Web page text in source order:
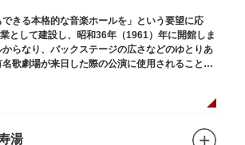
できる本格的な音楽ホールを」という要望に応
として建設し、昭和36年（1961）年に開館しま
らなり、バックステージの広さなどのゆとりあ
歌劇場が来日した際の公演に使用されることが
湯